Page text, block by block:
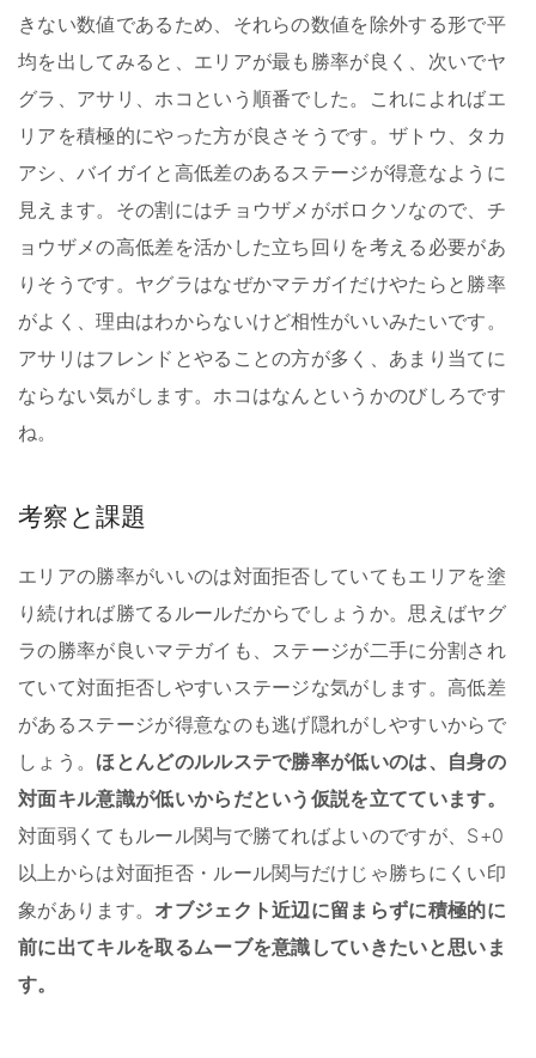
きない数値であるため、それらの数値を除外する形で平
均を出してみると、エリアが最も勝率が良く、次いでヤ
グラ、アサリ、ホコという順番でした。これによればエ
リアを積極的にやった方が良さそうです。ザトウ、タカ
アシ、バイガイと高低差のあるステージが得意なように
見えます。その割にはチョウザメがボロクソなので、チ
ョウザメの高低差を活かした立ち回りを考える必要があ
りそうです。ヤグラはなぜかマテガイだけやたらと勝率
がよく、理由はわからないけど相性がいいみたいです。
アサリはフレンドとやることの方が多く、あまり当てに
ならない気がします。ホコはなんというかのびしろです
ね。
考察と課題
エリアの勝率がいいのは対面拒否していてもエリアを塗
り続ければ勝てるルールだからでしょうか。思えばヤグ
ラの勝率が良いマテガイも、ステージが二手に分割され
ていて対面拒否しやすいステージな気がします。高低差
があるステージが得意なのも逃げ隠れがしやすいからで
しょう。 ほとんどのルルステで勝率が低いのは、自身の
対面キル意識が低いからだという仮説を立てています。
対面弱くてもルール関与で勝てればよいのですが、S+0
以上からは対面拒否・ルール関与だけじゃ勝ちにくい印
象があります。 オブジェクト近辺に留まらずに積極的に
前に出てキルを取るムーブを意識していきたいと思いま
す。